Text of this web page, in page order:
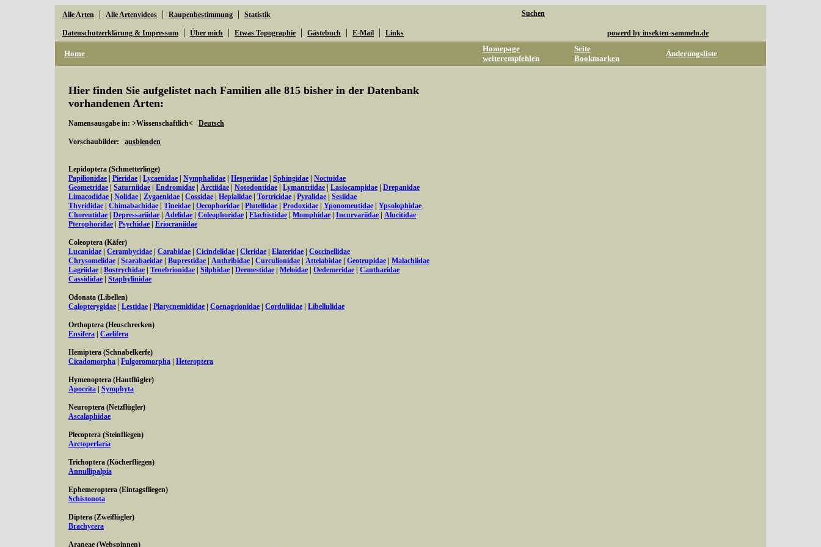
Alle Arten | Alle Artenvideos | Raupenbestimmung | Statistik Suchen
Datenschutzerklärung & Impressum | Über mich | Etwas Topographie | Gästebuch | E-Mail | Links powerd by insekten-sammeln.de
Home
Homepage
weiterempfehlen
Seite
Bookmarken
Änderungsliste
Hier finden Sie aufgelistet nach Familien alle 815 bisher in der Datenbank
vorhandenen Arten:
Namensausgabe in: >Wissenschaftlich< Deutsch
Vorschaubilder: ausblenden
Lepidoptera (Schmetterlinge)
Papilionidae
Pieridae Lycaenidae Nymphalidae Hesperiidae Sphingidae
Noctuidae
Geometridae
Saturniidae Endromidae Arctiidae Notodontidae Lymantriidae Lasiocampidae
Drepanidae
Limacodidae
Nolidae Zygaenidae Cossidae Hepialidae Tortricidae Pyralidae
Sesiidae
Thyrididae
Chimabachidae Tineidae Oecophoridae Plutellidae Prodoxidae Yponomeutidae
Ypsolophidae
Choreutidae
Depressariidae Adelidae Coleophoridae Elachistidae Momphidae Incurvariidae
Alucitidae
Pterophoridae
Psychidae Eriocraniidae
Coleoptera (Käfer)
Lucanidae
Cerambycidae Carabidae Cicindelidae Cleridae Elateridae
Coccinellidae
Chrysomelidae
Scarabaeidae Buprestidae Anthribidae Curculionidae Attelabidae Geotrupidae
Malachiidae
Lagriidae
Bostrychidae Tenebrionidae Silphidae Dermestidae Meloidae Oedemeridae
Cantharidae
Cassididae
Staphylinidae
Odonata (Libellen)
Calopterygidae
Lestidae Platycnemididae Coenagrionidae Corduliidae Libellulidae
Orthoptera (Heuschrecken)
Ensifera
Caelifera
Hemiptera (Schnabelkerfe)
Cicadomorpha
Fulgoromorpha Heteroptera
Hymenoptera (Hautflügler)
Apocrita
Symphyta
Neuroptera (Netzflügler)
Ascalaphidae
Plecoptera (Steinfliegen)
Arctoperlaria
Trichoptera (Köcherfliegen)
Annullipalpia
Ephemeroptera (Eintagsfliegen)
Schistonota
Diptera (Zweiflügler)
Brachycera
Araneae (Webspinnen)